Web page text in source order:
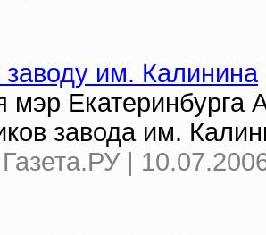
заводу им. Калинина
мэр Екатеринбурга
завода им.
|